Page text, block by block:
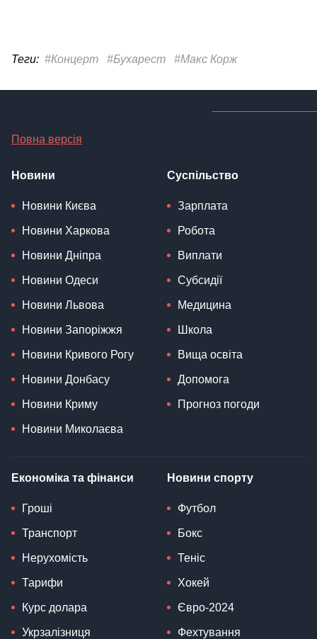
Теги: #Концерт #Бухарест #Макс Корж
Повна версія
Новини
Новини Києва
Новини Харкова
Новини Дніпра
Новини Одеси
Новини Львова
Новини Запоріжжя
Новини Кривого Рогу
Новини Донбасу
Новини Криму
Новини Миколаєва
Суспільство
Зарплата
Робота
Виплати
Субсидії
Медицина
Школа
Вища освіта
Допомога
Прогноз погоди
Економіка та фінанси
Гроші
Транспорт
Нерухомість
Тарифи
Курс долара
Укрзалізниця
Новини спорту
Футбол
Бокс
Теніс
Хокей
Євро-2024
Фехтування